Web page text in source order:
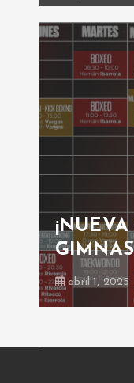
abril 1, 2025